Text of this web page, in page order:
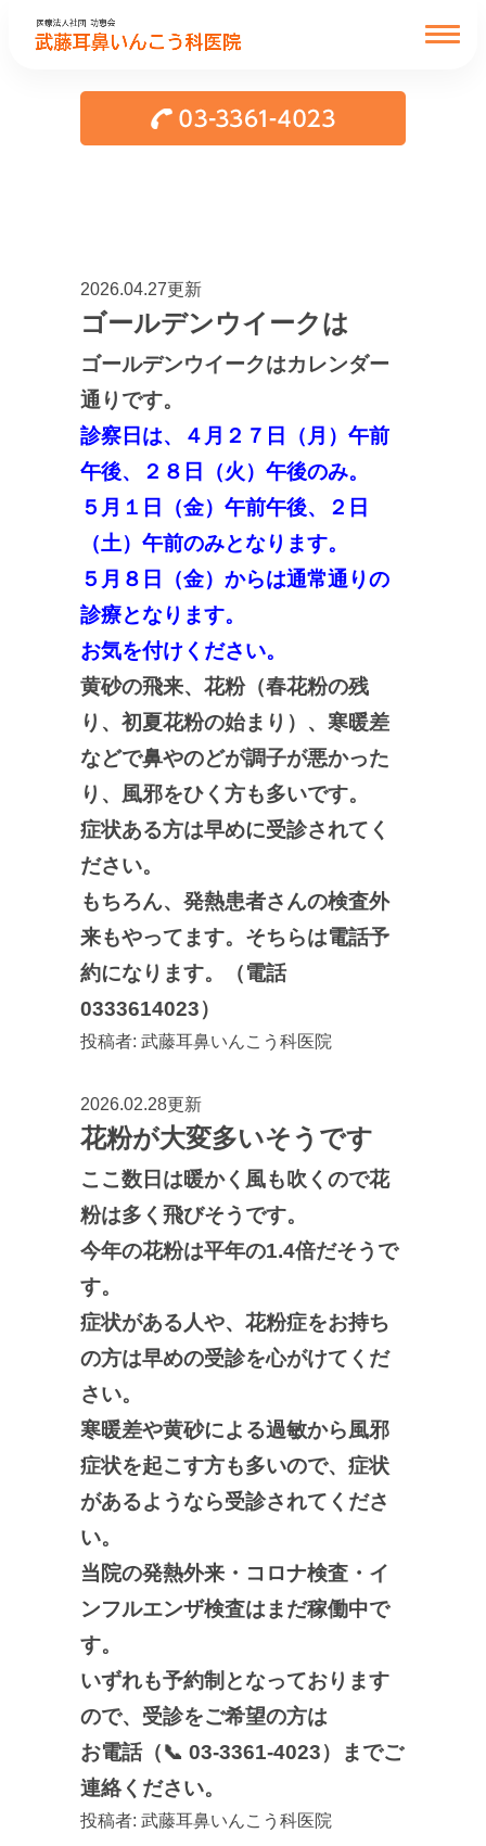
2026.04.27更新
ゴールデンウイークは
ゴールデンウイークはカレンダー
通りです。
診察日は、４月２７日（月）午前
午後、２８日（火）午後のみ。
５月１日（金）午前午後、２日
（土）午前のみとなります。
５月８日（金）からは通常通りの
診療となります。
お気を付けください。
黄砂の飛来、花粉（春花粉の残
り、初夏花粉の始まり）、寒暖差
などで鼻やのどが調子が悪かった
り、風邪をひく方も多いです。
症状ある方は早めに受診されてく
ださい。
もちろん、発熱患者さんの検査外
来もやってます。そちらは電話予
約になります。（電話
0333614023）
投稿者: 武藤耳鼻いんこう科医院
2026.02.28更新
花粉が大変多いそうです
ここ数日は暖かく風も吹くので花
粉は多く飛びそうです。
今年の花粉は平年の1.4倍だそうで
す。
症状がある人や、花粉症をお持ち
の方は早めの受診を心がけてくだ
さい。
寒暖差や黄砂による過敏から風邪
症状を起こす方も多いので、症状
があるようなら受診されてくださ
い。
当院の発熱外来・コロナ検査・イ
ンフルエンザ検査はまだ稼働中で
す。
いずれも予約制となっております
ので、受診をご希望の方は
お電話（📞 03-3361-4023）までご
連絡ください。
投稿者: 武藤耳鼻いんこう科医院